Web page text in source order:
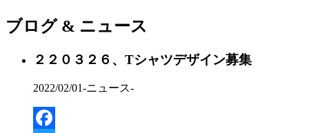
ブログ & ニュース
２２０３２６、Tシャツデザイン募集
2022/02/01-ニュース-